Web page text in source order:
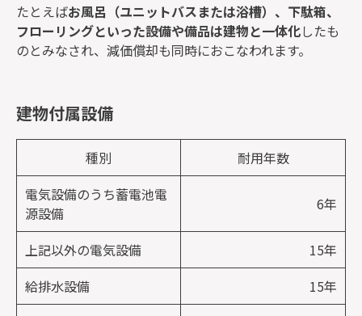
たとえばお風呂（ユニットバスまたは浴槽）、下駄箱、
フローリングといった設備や備品は建物と一体化したも
のとみなされ、減価償却も同時におこなわれます。
建物付属設備
種別
耐用年数
電気設備のうち蓄電池電
源設備
6年
上記以外の電気設備
15年
給排水設備
15年